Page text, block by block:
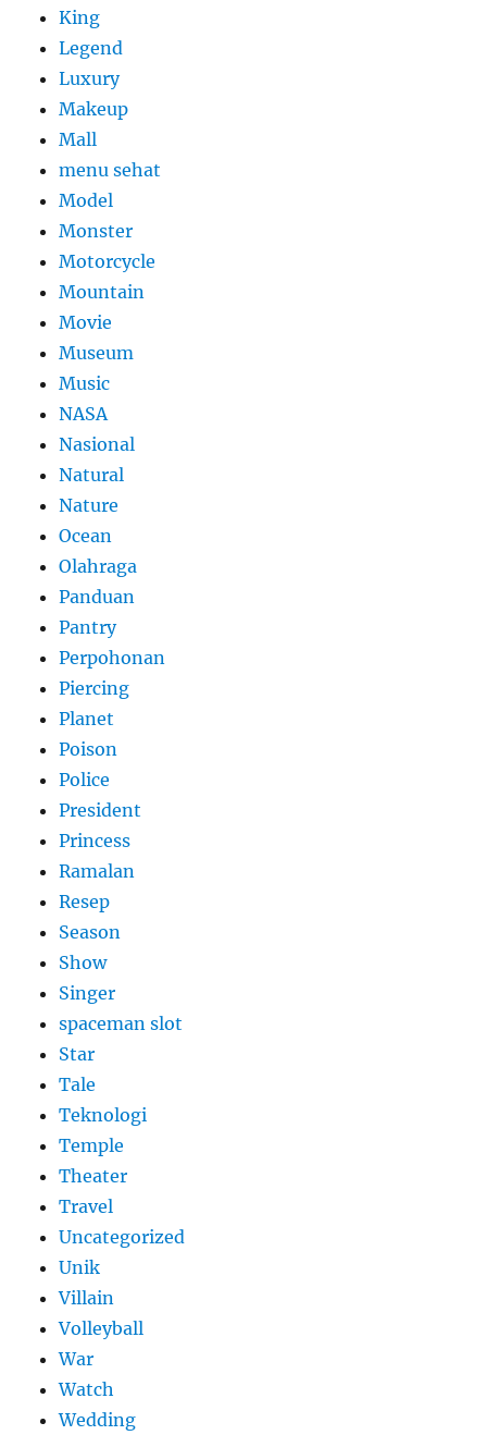
King
Legend
Luxury
Makeup
Mall
menu sehat
Model
Monster
Motorcycle
Mountain
Movie
Museum
Music
NASA
Nasional
Natural
Nature
Ocean
Olahraga
Panduan
Pantry
Perpohonan
Piercing
Planet
Poison
Police
President
Princess
Ramalan
Resep
Season
Show
Singer
spaceman slot
Star
Tale
Teknologi
Temple
Theater
Travel
Uncategorized
Unik
Villain
Volleyball
War
Watch
Wedding